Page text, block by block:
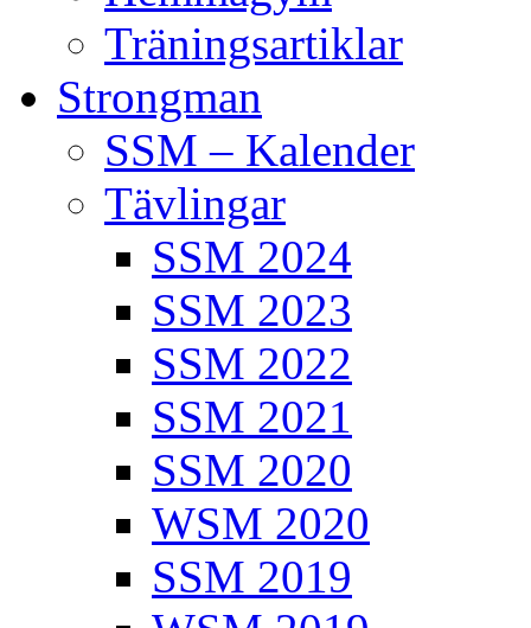
Träningsartiklar
Strongman
SSM – Kalender
Tävlingar
SSM 2024
SSM 2023
SSM 2022
SSM 2021
SSM 2020
WSM 2020
SSM 2019